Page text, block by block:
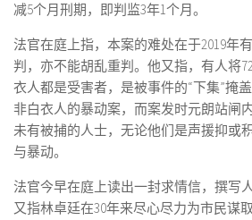
减5个月刑期，即判监3年1个月。
法官在庭上指，本案的难处在于2019年
判，亦不能胡乱重判。他又指，有人将
衣人都是受害者，是被事件的“下集”掩
非白衣人的暴动案，而案发时元朗站闸
未有被捕的人士，无论他们是声援抑或
与暴动。
法官今早在庭上读出一封求情信，撰写
又指林卓廷在30年来尽心尽力为市民谋